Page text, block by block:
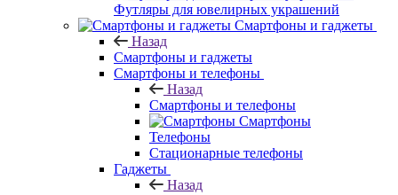
Футляры для ювелирных украшений
Смартфоны и гаджеты
Назад
Смартфоны и гаджеты
Смартфоны и телефоны
Назад
Смартфоны и телефоны
Смартфоны
Телефоны
Стационарные телефоны
Гаджеты
Назад